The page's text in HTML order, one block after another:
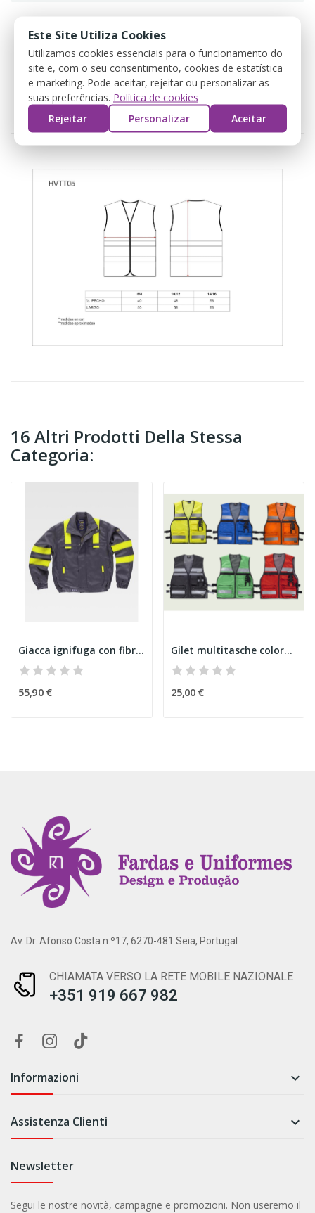
DESCRIZIONE
DETTAGLI DEL PRODOTTO
REVIEWS
16 Altri Prodotti Della Stessa
Categoria:
Giacca ignifuga con fibra antistatica
55,90 €
Gilet multitasche colorato
25,00 €
Av. Dr. Afonso Costa n.º17, 6270-481 Seia, Portugal
CHIAMATA VERSO LA RETE MOBILE NAZIONALE
+351 919 667 982
Informazioni 
Assistenza Clienti 
Newsletter
Segui le nostre novità, campagne e promozioni. Non useremo il
Este Site Utiliza Cookies
Utilizamos cookies essenciais para o funcionamento do
site e, com o seu consentimento, cookies de estatística
e marketing. Pode aceitar, rejeitar ou personalizar as
suas preferências. Política de cookies
Rejeitar
Personalizar Aceitar